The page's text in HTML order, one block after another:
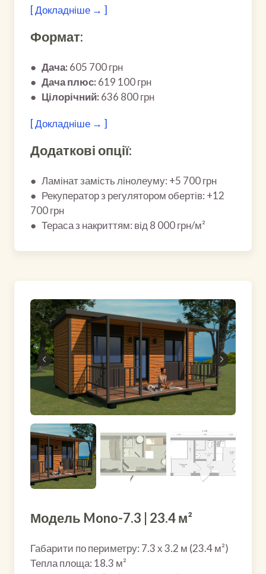
[ Докладніше → ]
Формат:
● Дача: 605 700 грн
● Дача плюс: 619 100 грн
● Цілорічний: 636 800 грн
[ Докладніше → ]
Додаткові опції:
● Ламінат замість лінолеуму: +5 700 грн
● Рекуператор з регулятором обертів: +12
700 грн
● Тераса з накриттям: від 8 000 грн/м²
Модель Mono-7.3 | 23.4 м²
Габарити по периметру: 7.3 х 3.2 м (23.4 м²)
Тепла площа: 18.3 м²